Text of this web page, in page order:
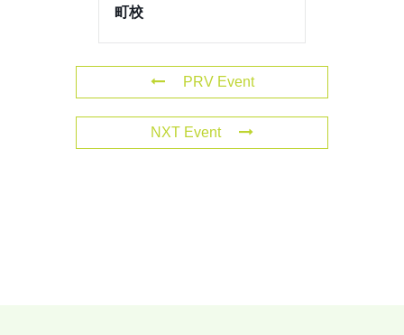
町校
PRV Event
NXT Event